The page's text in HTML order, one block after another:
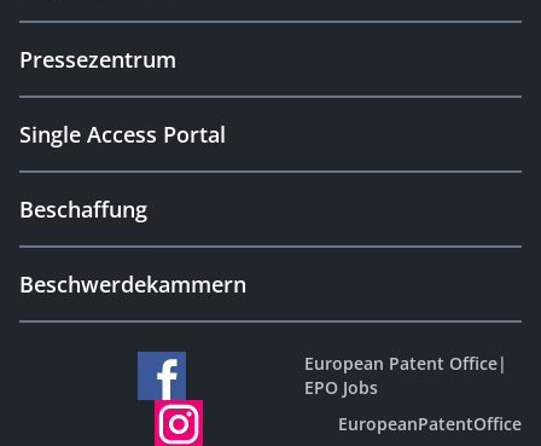
Pressezentrum
Single Access Portal
Beschaffung
Beschwerdekammern
European Patent Office|
EPO Jobs
EuropeanPatentOffice